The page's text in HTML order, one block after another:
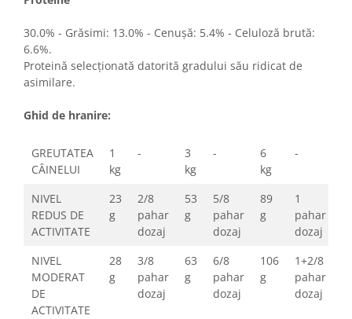
30.0% - Grăsimi: 13.0% - Cenușă: 5.4% - Celuloză brută:
6.6%.
Proteină selecționată datorită gradului său ridicat de
asimilare.
Ghid de hranire:
GREUTATEA
CÂINELUI
1
kg
-
3
kg
-
6
kg
-
NIVEL
REDUS DE
ACTIVITATE
23
g
2/8
pahar
dozaj
53
g
5/8
pahar
dozaj
89
g
1
pahar
dozaj
NIVEL
MODERAT
DE
ACTIVITATE
28
g
3/8
pahar
dozaj
63
g
6/8
pahar
dozaj
106
g
1+2/8
pahar
dozaj